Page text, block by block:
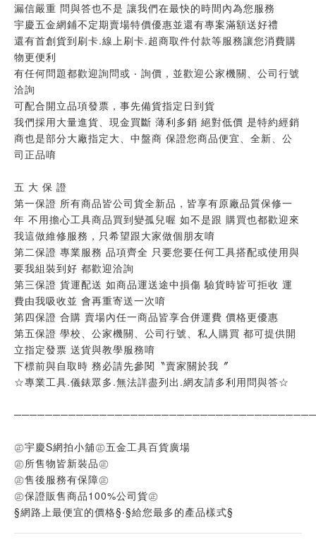
漏信嚴重 問與答也不是 讓我們在最快的時間內為您服務
宇慶五金網鋪不定期賣場特價優惠並還有專案滿額送好禮
還有首創貨到刷卡.線上刷卡.超商取件付款等服務讓您消費購
物更便利
有任何問題都歡迎詢問或 ‧ 詢價，並歡迎公家機關、公司行號
洽詢
可配合開立品項發票，事先備貨指定日到貨
我們採用大量進貨、現金買斷 薄利多銷 絕對低價 是特約經銷
商也是部分大廠指定大、中盤商 保證您商品便宜、全新、公
司正品唷
五 大 保 證
第一保證 所有商品皆公司貨全新品，皆享有原廠品質保修一
年 不用擔心工具商品買到變孤兒喔 如不是跟 購買也都歡迎來
我這做維修服務，只希望跟大家做個朋友唷
第二保證 專業服務 品項齊全 只要您要任何工具搭配或使用與
要我組裝到好 都歡迎洽詢
第三保證 貨運配送 如商品運送途中損傷 驗貨時皆可拒收 運
費由我吸收並 會再重寄送一次唷
第四保證 合購 賣場內任一商品皆享合併運費 價格更優惠
第五保證 學校、公家機關、公司行號、私人購買 都可提供開
立指定發票 送貨與教學服務唷
下標前與自取時 務必請先參閱〝賣家關於我〞
☆專業工具.儀錶眾多.無法詳盡列出.網友請多利用問與答☆
㊣宇慶S網拍小舖㊣五金工具百貨廣場
㊣所售物皆新裝品㊣
㊣售後服務有保障㊣
㊣保證販售商品100%公司貨㊣
§網路上最便宜的價格§‧§給您最多的產品樣式§